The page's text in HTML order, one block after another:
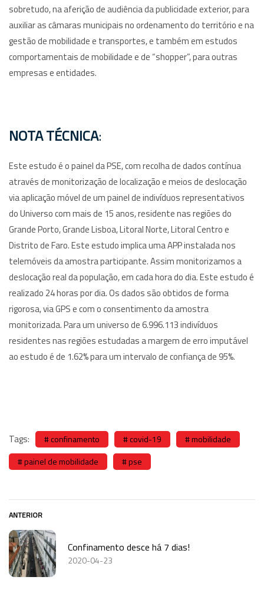
sobretudo, na aferição de audiência da publicidade exterior, para
auxiliar as câmaras municipais no ordenamento do território e na
gestão de mobilidade e transportes, e também em estudos
comportamentais de mobilidade e de “shopper”, para outras
empresas e entidades.
NOTA TÉCNICA:
Este estudo é o painel da PSE, com recolha de dados contínua
através de monitorização de localização e meios de deslocação
via aplicação móvel de um painel de indivíduos representativos
do Universo com mais de 15 anos, residente nas regiões do
Grande Porto, Grande Lisboa, Litoral Norte, Litoral Centro e
Distrito de Faro. Este estudo implica uma APP instalada nos
telemóveis da amostra participante. Assim monitorizamos a
deslocação real da população, em cada hora do dia. Este estudo é
realizado 24 horas por dia. Os dados são obtidos de forma
rigorosa, via GPS e com o consentimento da amostra
monitorizada. Para um universo de 6.996.113 indivíduos
residentes nas regiões estudadas a margem de erro imputável
ao estudo é de 1.62% para um intervalo de confiança de 95%.
Tags: confinamento covid-19
mobilidade
painel de mobilidade
pse
ANTERIOR
Confinamento desce há 7 dias!
2020-04-23